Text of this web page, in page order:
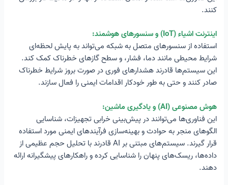
کنند.
اینترنت اشیاء (IoT) و سنسورهای هوشمند:
استفاده از سنسورهای متصل به شبکه می‌تواند به پایش لحظه‌ای
شرایط محیطی مانند دما، فشار، و سطح گازهای خطرناک کمک کند.
این سیستم‌ها قادرند هشدارهای فوری در صورت بروز شرایط خطرناک
صادر کنند و حتی به طور خودکار اقدامات ایمنی را فعال سازند.
هوش مصنوعی (AI) و یادگیری ماشین:
این فناوری‌ها می‌توانند در پیش‌بینی خرابی تجهیزات، شناسایی
الگوهای منجر به حوادث و بهینه‌سازی فرآیندهای ایمنی مورد استفاده
قرار گیرند. سیستم‌های مبتنی بر AI قادرند با تحلیل حجم عظیمی از
داده‌ها، ریسک‌های پنهان را شناسایی کرده و راهکارهای پیشگیرانه ارائه
دهند.